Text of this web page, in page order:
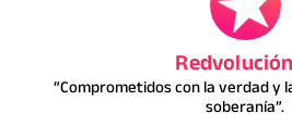
Redvolución
“Comprometidos con la verdad y
soberanía”.